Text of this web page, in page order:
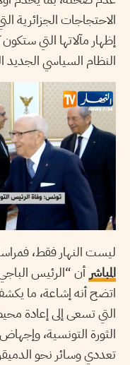
الاحتجاجات الجزائرية
إظهار مآلاتها التي
النظام السياسي الجديد
ليست النهار فقط،
المباشر أن “الرئيس
اتضح أنه إشاعة، ما
التي تسعى إلى إعادة
الثورة التونسية،
تعددي وسائر نحو